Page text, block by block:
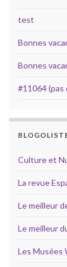
test
Bonnes
Bonnes
#11064
Culture et
La revue
Le meilleur
Le meilleur
Les Musées